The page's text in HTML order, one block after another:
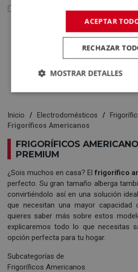
Reacondicionados y Outlet
Reacondicionados y
Outlet
Electrodomésticos
Inicio Electrodomésticos
Frigoríficos Americanos
FRIGORÍFICOS
PREMIUM
¿Sois muchos en casa? El frigorífico
perfecto. Su gran tamaño alberga
convirtiéndolo así en una solución
que necesitan una mayor capacidad
quieres saber más sobre estos
explicaremos todo lo que necesitas
opción perfecta para tu hogar.
Subcategorías de
Frigoríficos Americanos
ACEPTAR
RECHAZAR
MOSTRAR DETALLES